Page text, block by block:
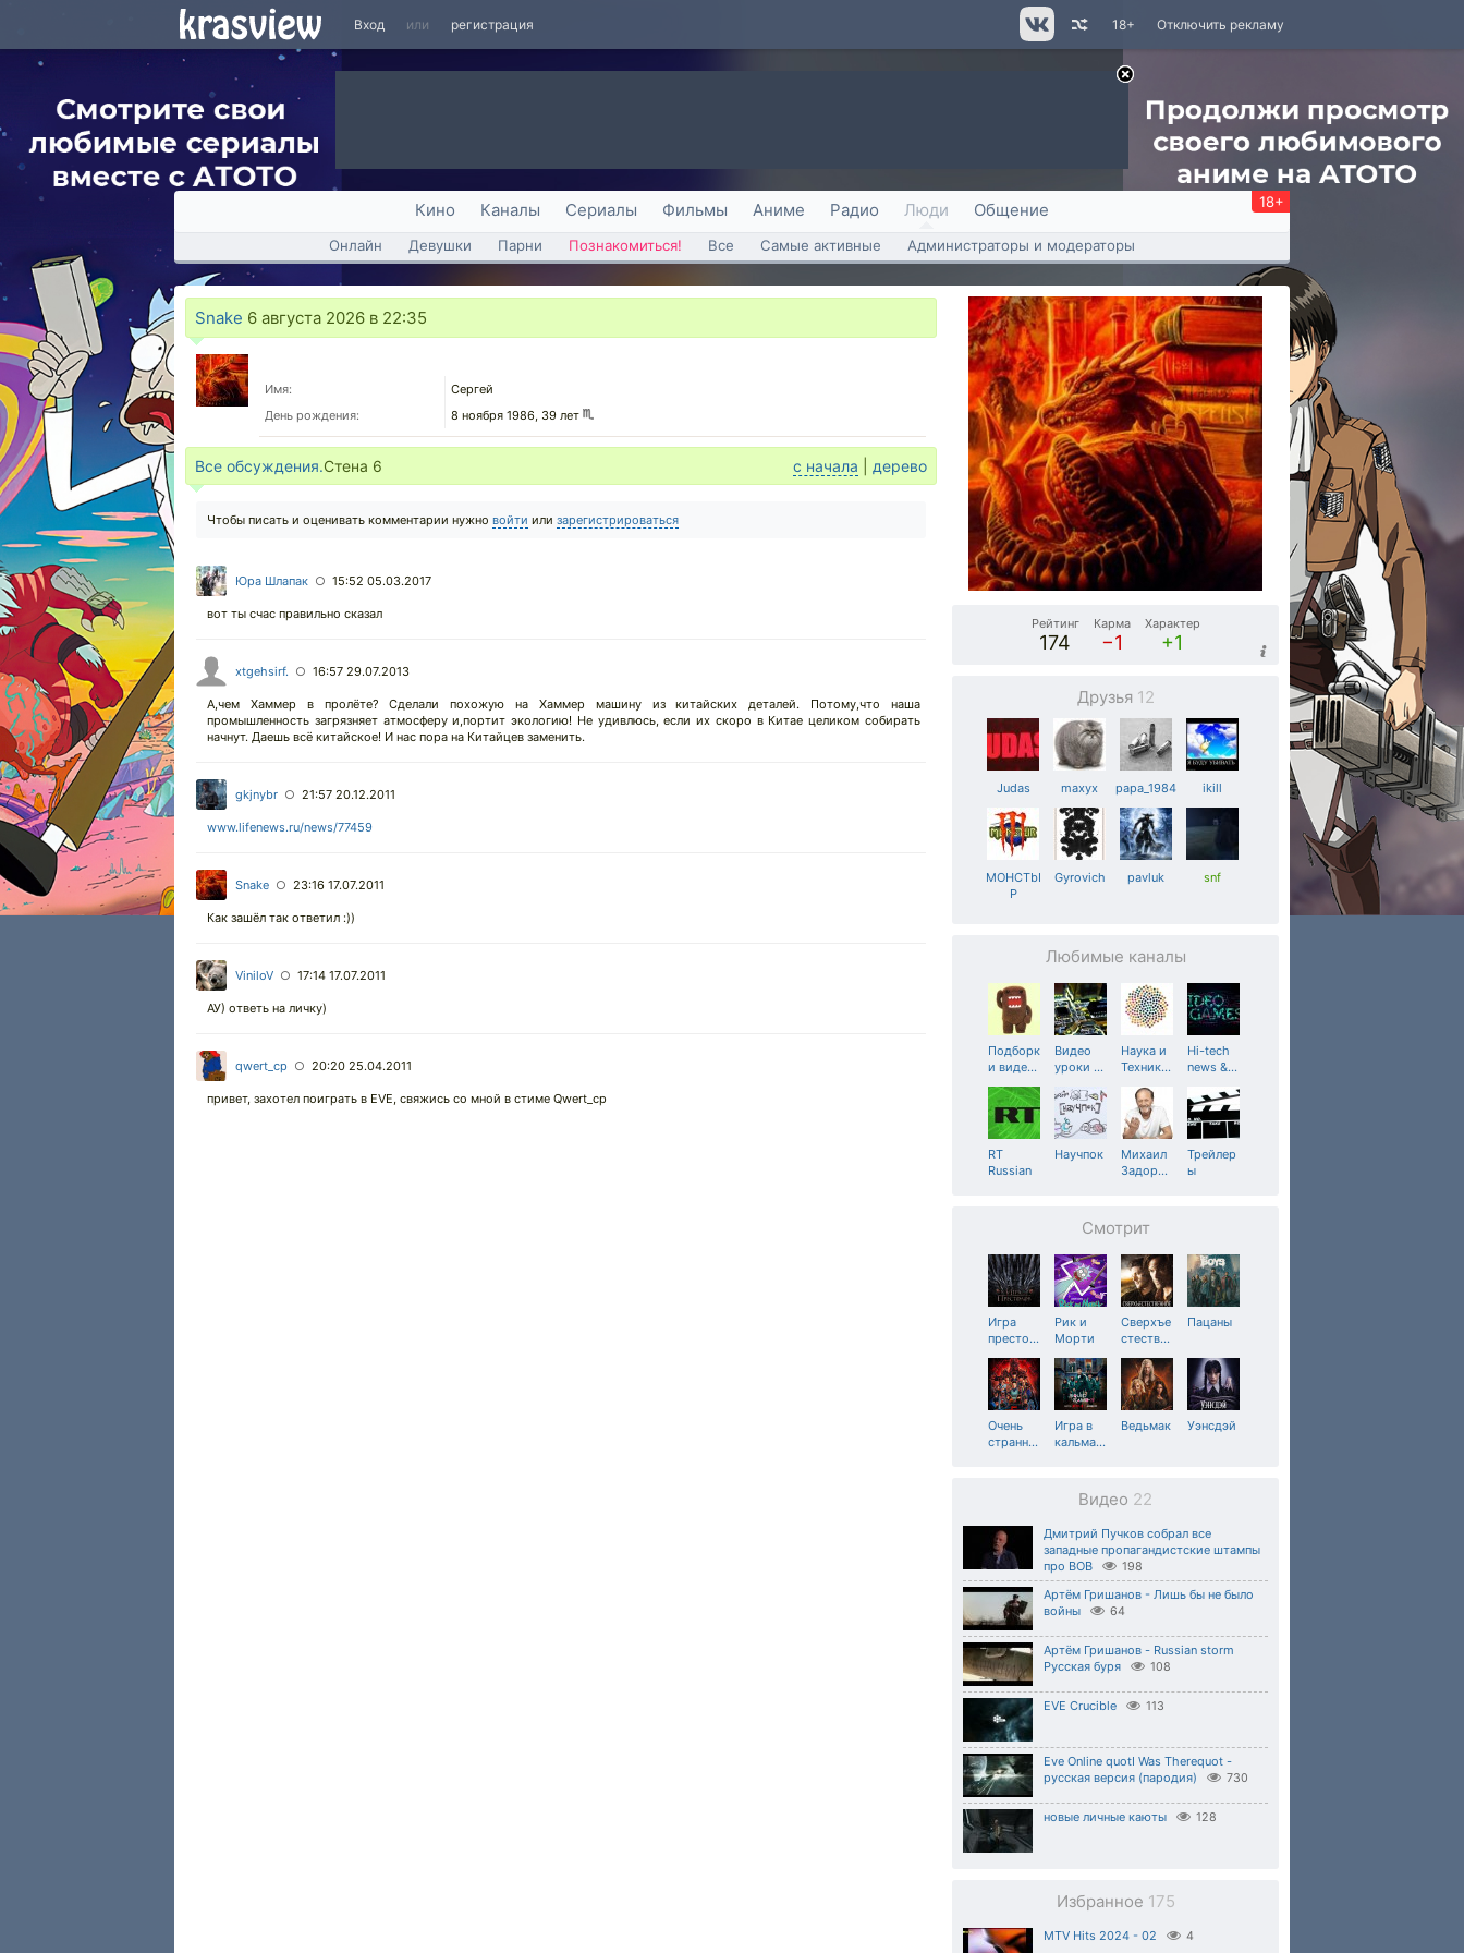
Вход или регистрация Отключить рекламу
18+
Кино Каналы Сериалы Фильмы Аниме Радио Люди Общение 18+
Онлайн Девушки Парни Познакомиться! Все Самые активные Администраторы и модераторы
Snake 6 августа 2026 в 22:35
Имя:
Сергей
День рождения:
8 ноября 1986, 39 лет
Все обсуждения.Стена 6 с начала дерево
Чтобы писать и оценивать комментарии нужно войти или зарегистрироваться
Юра Шлапак ○ 15:52 05.03.2017
вот ты счас правильно сказал
xtgehsirf. ○ 16:57 29.07.2013
А,чем Хаммер в пролёте? Сделали похожую на Хаммер машину из китайских деталей. Потому,что наша
промышленность загрязняет атмосферу и,портит экологию! Не удивлюсь, если их скоро в Китае целиком собирать
начнут. Даешь всё китайское! И нас пора на Китайцев заменить.
gkjnybr ○ 21:57 20.12.2011
www.lifenews.ru/news/77459
Snake ○ 23:16 17.07.2011
Как зашёл так ответил :))
ViniloV ○ 17:14 17.07.2011
АУ) ответь на личку)
qwert_cp ○ 20:20 25.04.2011
привет, захотел поиграть в EVE, свяжись со мной в стиме Qwert_cp
Рейтинг
174
Карма
−1
Характер
+1
Друзья 12
Judas maxyx papa_1984 ikill
MOHCTbI
P
Gyrovich pavluk snf
Любимые каналы
Подборк
и виде…
Видео
уроки …
Наука и
Техник…
Hi-tech
news &…
RT
Russian
Научпок
Михаил
Задор…
Трейлер
ы
Смотрит
Игра
престо…
Рик и
Морти
Сверхъе
стеств…
Пацаны
Очень
странн…
Игра в
кальма…
Ведьмак Уэнсдэй
Видео 22
Дмитрий Пучков собрал все
западные пропагандистские штампы
про ВОВ
198
Артём Гришанов - Лишь бы не было
войны
64
Артём Гришанов - Russian storm
Русская буря
108
EVE Crucible 113
Eve Online quotI Was Therequot -
русская версия (пародия)
730
новые личные каюты 128
Избранное 175
MTV Hits 2024 - 02 4